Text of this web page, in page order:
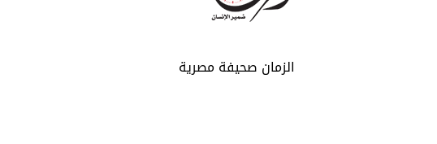
الزمان صحيفة مصرية